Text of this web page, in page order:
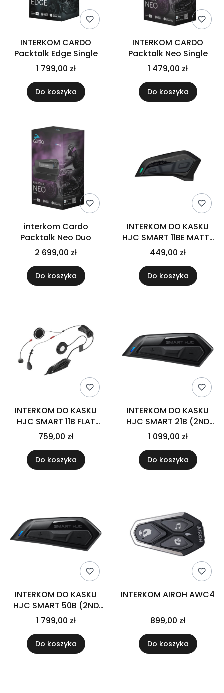
INTERKOM CARDO
Packtalk Edge Single
1 799,00 zł
Do koszyka
INTERKOM CARDO
Packtalk Neo Single
1 479,00 zł
Do koszyka
interkom Cardo
Packtalk Neo Duo
2 699,00 zł
Do koszyka
INTERKOM DO KASKU
HJC SMART 11BE MATTE
BLACK
449,00 zł
Do koszyka
INTERKOM DO KASKU
HJC SMART 11B FLAT
BLACK
759,00 zł
Do koszyka
INTERKOM DO KASKU
HJC SMART 21B (2ND
GENERATION) BLACK
1 099,00 zł
Do koszyka
INTERKOM DO KASKU
HJC SMART 50B (2ND
GENERATION) BLACK
1 799,00 zł
Do koszyka
INTERKOM AIROH AWC4
899,00 zł
Do koszyka